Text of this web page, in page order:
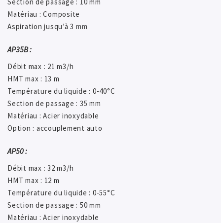
Matériau : Composite
Aspiration jusqu’à 3 mm
AP35B :
Débit max : 21 m3/h
HMT max : 13 m
Température du liquide : 0-40°C
Section de passage : 35 mm
Matériau : Acier inoxydable
Option : accouplement auto
AP50 :
Débit max : 32 m3/h
HMT max : 12 m
Température du liquide : 0-55°C
Section de passage : 50 mm
Matériau : Acier inoxydable